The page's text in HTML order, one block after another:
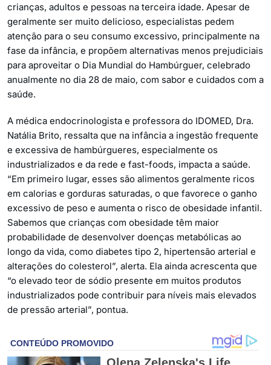
crianças, adultos e pessoas na terceira idade. Apesar de
geralmente ser muito delicioso, especialistas pedem
atenção para o seu consumo excessivo, principalmente na
fase da infância, e propõem alternativas menos prejudiciais
para aproveitar o Dia Mundial do Hambúrguer, celebrado
anualmente no dia 28 de maio, com sabor e cuidados com a
saúde.
A médica endocrinologista e professora do IDOMED, Dra.
Natália Brito, ressalta que na infância a ingestão frequente
e excessiva de hambúrgueres, especialmente os
industrializados e da rede e fast-foods, impacta a saúde.
“Em primeiro lugar, esses são alimentos geralmente ricos
em calorias e gorduras saturadas, o que favorece o ganho
excessivo de peso e aumenta o risco de obesidade infantil.
Sabemos que crianças com obesidade têm maior
probabilidade de desenvolver doenças metabólicas ao
longo da vida, como diabetes tipo 2, hipertensão arterial e
alterações do colesterol”, alerta. Ela ainda acrescenta que
“o elevado teor de sódio presente em muitos produtos
industrializados pode contribuir para níveis mais elevados
de pressão arterial”, pontua.